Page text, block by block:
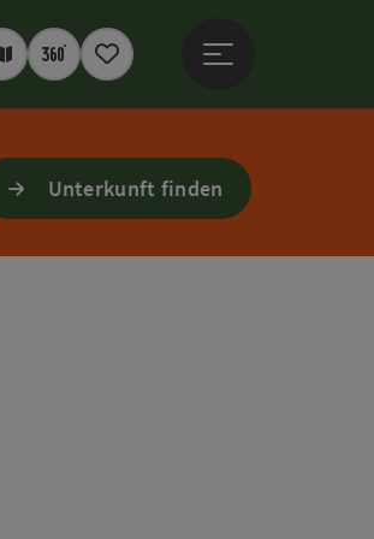
Interaktive Karte
360° Panoramen
Merkzettel
Unterkunft finden